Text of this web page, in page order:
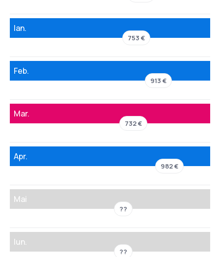
Ian.
753 €
Feb.
913 €
Mar.
732 €
Apr.
982 €
Mai
??
Iun.
??